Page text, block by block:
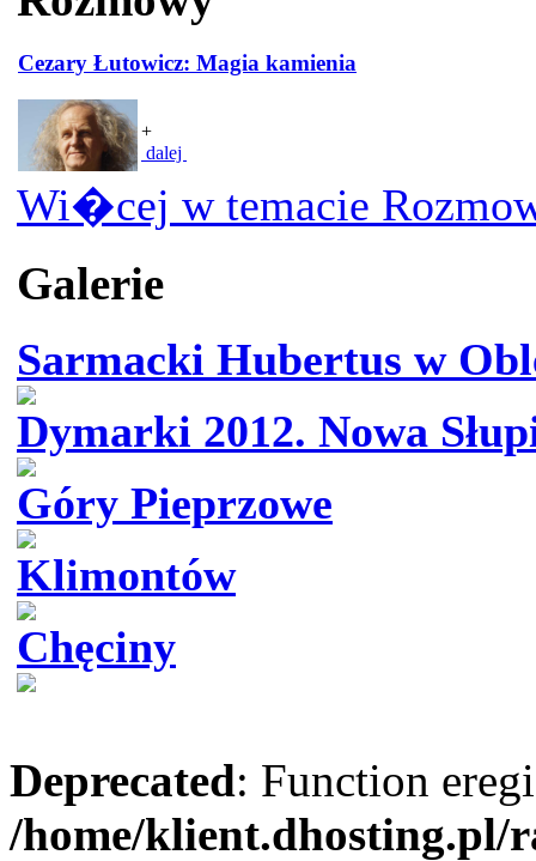
Cezary Łutowicz: Magia kamienia
+
dalej
Wi�cej w temacie
Galerie
Sarmacki Hubertus w
Dymarki 2012. Nowa
Góry Pieprzowe
Klimontów
Chęciny
Deprecated: Function
/home/